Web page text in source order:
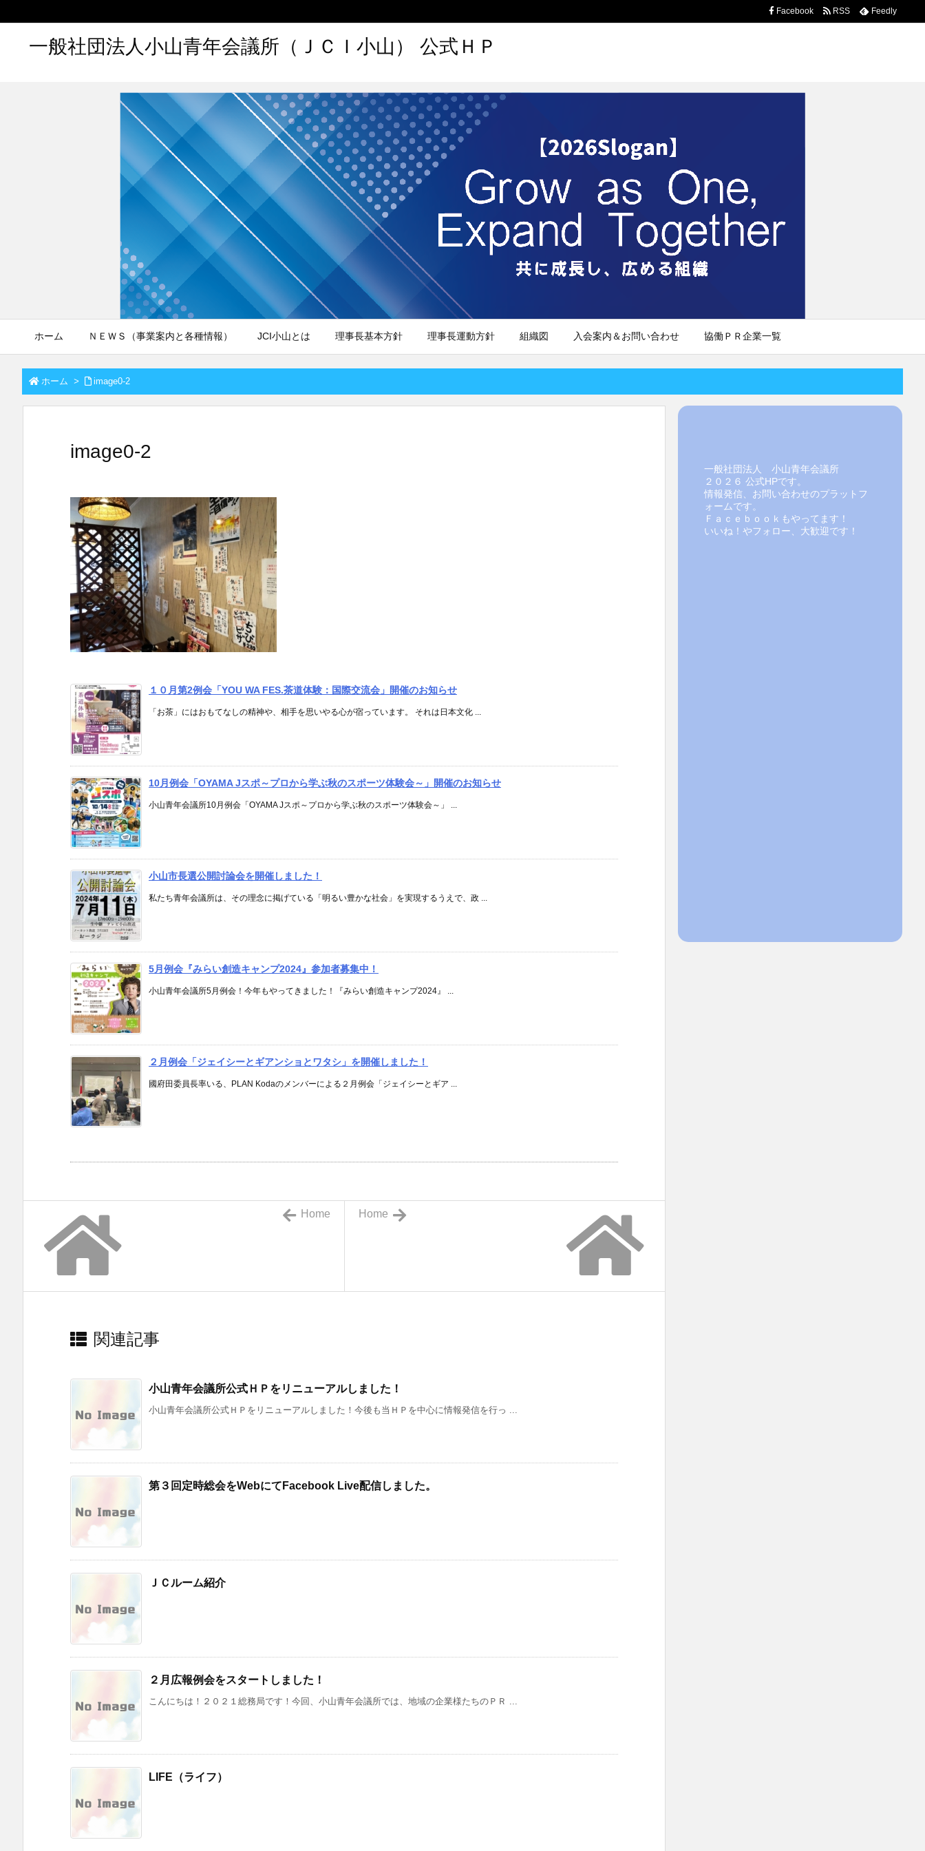
一般社団法人小山青年会議所（ＪＣＩ小山） 公式ＨＰ
ホーム ＮＥＷＳ（事業案内と各種情報） JCI小山とは 理事長基本方針 理事長運動方針 組織図 入会案内＆お問い合わせ 協働ＰＲ企業一覧
Facebook RSS Feedly
ホーム > image0-2
image0-2
１０月第2例会「YOU WA FES.茶道体験：国際交流会」開催のお知らせ
「お茶」にはおもてなしの精神や、相手を思いやる心が宿っています。 それは日本文化 ...
10月例会「OYAMA Jスポ～プロから学ぶ秋のスポーツ体験会～」開催のお知らせ
小山青年会議所10月例会「OYAMA Jスポ～プロから学ぶ秋のスポーツ体験会～」 ...
小山市長選公開討論会を開催しました！
私たち青年会議所は、その理念に掲げている「明るい豊かな社会」を実現するうえで、政 ...
5月例会『みらい創造キャンプ2024』参加者募集中！
小山青年会議所5月例会！今年もやってきました！『みらい創造キャンプ2024』 ...
２月例会「ジェイシーとギアンショとワタシ」を開催しました！
國府田委員長率いる、PLAN Kodaのメンバーによる２月例会「ジェイシーとギア ...
Home
Home
関連記事
小山青年会議所公式ＨＰをリニューアルしました！
小山青年会議所公式ＨＰをリニューアルしました！今後も当ＨＰを中心に情報発信を行っ ...
第３回定時総会をWebにてFacebook Live配信しました。
ＪＣルーム紹介
２月広報例会をスタートしました！
こんにちは！２０２１総務局です！今回、小山青年会議所では、地域の企業様たちのＰＲ ...
LIFE（ライフ）
一般社団法人 小山青年会議所
２０２６ 公式HPです。
情報発信、お問い合わせのプラットフ
ォームです。
Ｆａｃｅｂｏｏｋもやってます！
いいね！やフォロー、大歓迎です！